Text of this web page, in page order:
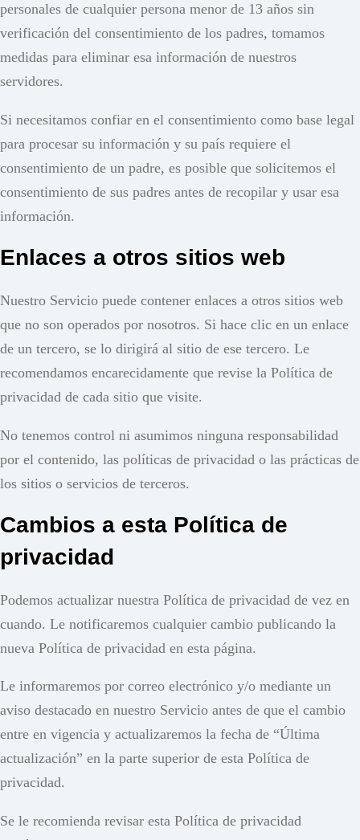
personales de cualquier persona menor de 13 años sin
verificación del consentimiento de los padres, tomamos
medidas para eliminar esa información de nuestros
servidores.
Si necesitamos confiar en el consentimiento como base legal
para procesar su información y su país requiere el
consentimiento de un padre, es posible que solicitemos el
consentimiento de sus padres antes de recopilar y usar esa
información.
Enlaces a otros sitios web
Nuestro Servicio puede contener enlaces a otros sitios web
que no son operados por nosotros. Si hace clic en un enlace
de un tercero, se lo dirigirá al sitio de ese tercero. Le
recomendamos encarecidamente que revise la Política de
privacidad de cada sitio que visite.
No tenemos control ni asumimos ninguna responsabilidad
por el contenido, las políticas de privacidad o las prácticas de
los sitios o servicios de terceros.
Cambios a esta Política de
privacidad
Podemos actualizar nuestra Política de privacidad de vez en
cuando. Le notificaremos cualquier cambio publicando la
nueva Política de privacidad en esta página.
Le informaremos por correo electrónico y/o mediante un
aviso destacado en nuestro Servicio antes de que el cambio
entre en vigencia y actualizaremos la fecha de “Última
actualización” en la parte superior de esta Política de
privacidad.
Se le recomienda revisar esta Política de privacidad